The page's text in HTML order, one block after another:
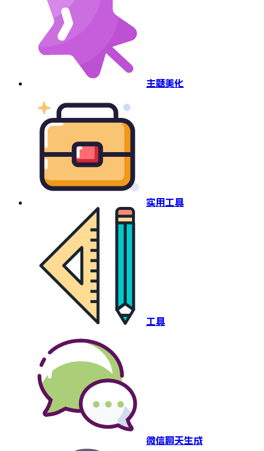
主题美化
实用工具
工具
微信聊天生成